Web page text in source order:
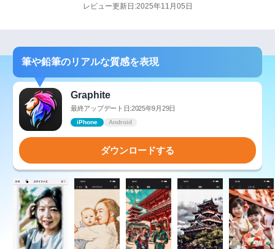
レビュー更新日:2025年11月05日
筆や鉛筆のリアルな質感を表現
Graphite
最終アップデート日:2025年9月29日
iPhone Android
ダウンロードする